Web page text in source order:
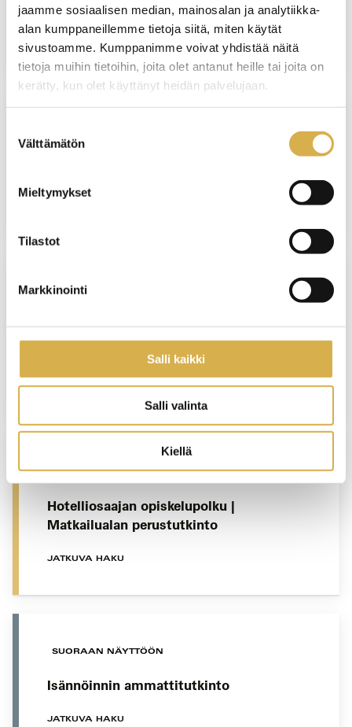
jaamme sosiaalisen median, mainosalan ja analytiikka-
alan kumppaneillemme tietoja siitä, miten käytät
sivustoamme. Kumppanimme voivat yhdistää näitä
tietoja muihin tietoihin, joita olet antanut heille tai joita on
kerätty, kun olet käyttänyt heidän palvelujaan.
valinta
Välttämätön
Mieltymykset
Tilastot
Markkinointi
Salli kaikki
Salli valinta
Kiellä
ammattitutkinnon osa
JATKUVA HAKU
VANTAA
Kuljetuspalvelujen osaamisala |
Logistiikan perustutkinto
JATKUVA HAKU
VANTAA
Hotelliosaajan opiskelupolku |
Matkailualan perustutkinto
JATKUVA HAKU
SUORAAN NÄYTTÖÖN
Isännöinnin ammattitutkinto
JATKUVA HAKU